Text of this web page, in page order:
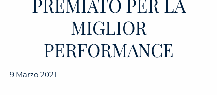
PREMIATO PER LA
MIGLIOR
PERFORMANCE
9 Marzo 2021